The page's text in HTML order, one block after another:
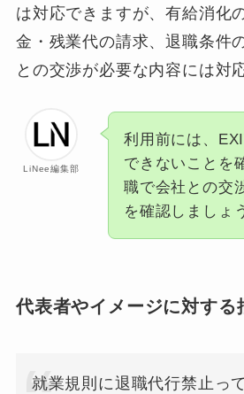
は対応できますが、有給消化
金・残業代の請求、退職条件
との交渉が必要な内容には対
LiNee編集部
利用前には、
できないことを
職で会社との交
を確認しましょ
代表者やイメージに対する
就業規則に退職代行禁止っ